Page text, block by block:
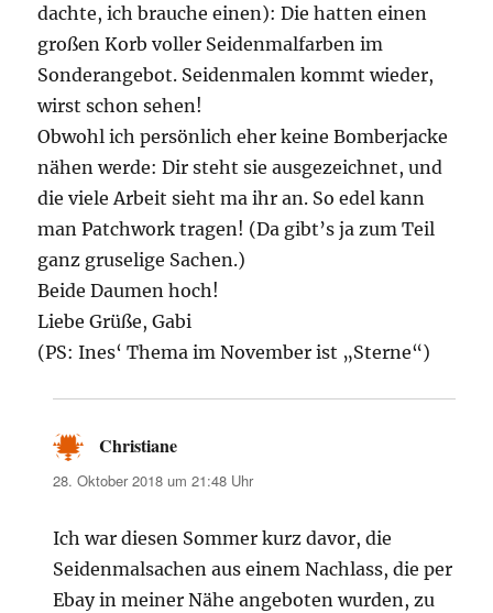
dachte, ich brauche einen): Die hatten einen
großen Korb voller Seidenmalfarben im
Sonderangebot. Seidenmalen kommt wieder,
wirst schon sehen!
Obwohl ich persönlich eher keine Bomberjacke
nähen werde: Dir steht sie ausgezeichnet, und
die viele Arbeit sieht ma ihr an. So edel kann
man Patchwork tragen! (Da gibt’s ja zum Teil
ganz gruselige Sachen.)
Beide Daumen hoch!
Liebe Grüße, Gabi
(PS: Ines‘ Thema im November ist „Sterne“)
Christiane
28. Oktober 2018 um 21:48 Uhr
Ich war diesen Sommer kurz davor, die
Seidenmalsachen aus einem Nachlass, die per
Ebay in meiner Nähe angeboten wurden, zu